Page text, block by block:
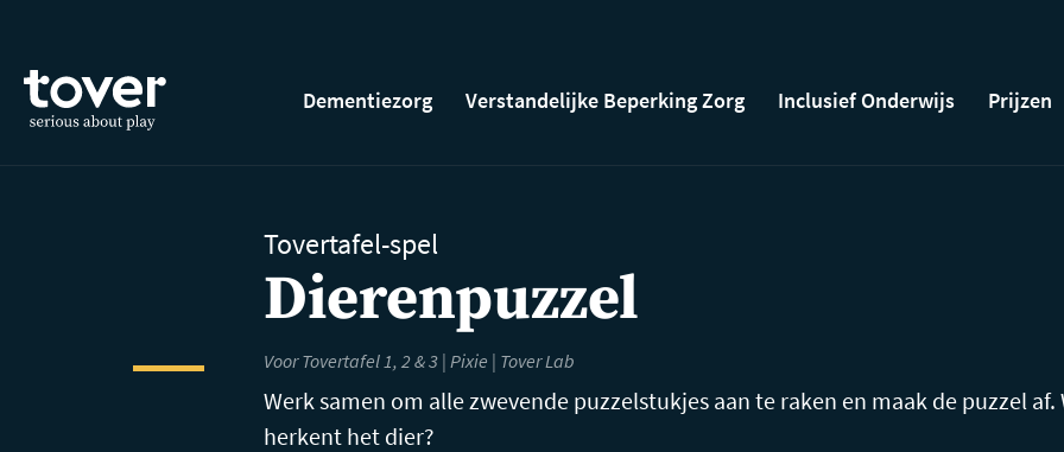
Dementiezorg Verstandelijke Beperking Zorg Inclusief Onderwijs Prijzen
Tovertafel-spel
Dierenpuzzel
Voor Tovertafel 1, 2 & 3 | Pixie | Tover Lab
Werk samen om alle zwevende puzzelstukjes aan te raken en maak de puzzel af.
herkent het dier?